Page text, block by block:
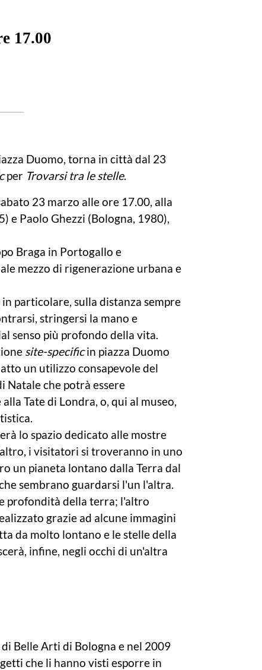
17.00
Duomo, torna in città dal 23
per Trovarsi tra le stelle.
23 marzo alle ore 17.00, alla
e Paolo Ghezzi (Bologna, 1980),
Braga in Portogallo e
mezzo di rigenerazione urbana e
particolare, sulla distanza sempre
stringersi la mano e
senso più profondo della vita.
site-specificin piazza Duomo
un utilizzo consapevole del
Natale che potrà essere
Tate di Londra, o, qui al museo,
lo spazio dedicato alle mostre
i visitatori si troveranno in uno
un pianeta lontano dalla Terra dal
sembrano guardarsi l'un l'altra.
profondità della terra; l'altro
grazie ad alcune immagini
da molto lontano e le stelle della
infine, negli occhi di un'altra
Belle Arti di Bologna e nel 2009
che li hanno visti esporre in